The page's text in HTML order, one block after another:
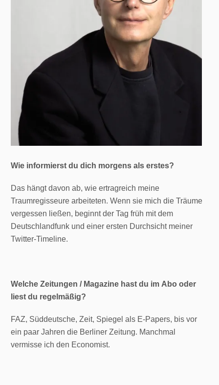
Wie informierst du dich morgens als erstes?
Das hängt davon ab, wie ertragreich meine
Traumregisseure arbeiteten. Wenn sie mich die Träume
vergessen ließen, beginnt der Tag früh mit dem
Deutschlandfunk und einer ersten Durchsicht meiner
Twitter-Timeline.
Welche Zeitungen / Magazine hast du im Abo oder
liest du regelmäßig?
FAZ, Süddeutsche, Zeit, Spiegel als E-Papers, bis vor
ein paar Jahren die Berliner Zeitung. Manchmal
vermisse ich den Economist.